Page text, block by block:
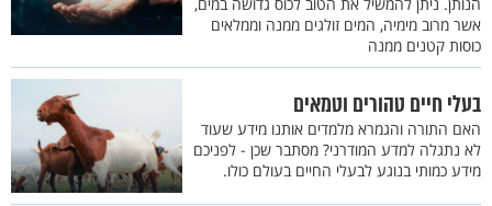
אשר מרוב מימיה, המים זולגים ממנה וממלאים
כוסות קטנים ממנה
בעלי חיים טהורים וטמאים
האם התורה והגמרא מלמדים אותנו מידע שעוד
לא נתגלה למדע המודרני? מסתבר שכן - לפניכם
מידע כמותי בנוגע לבעלי החיים בעולם כולו.